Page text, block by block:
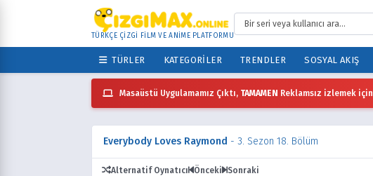
TÜRKÇE ÇİZGİ FİLM VE ANİME PLATFORMU
TÜRLER KATEGORILER TRENDLER SOSYAL AKIŞ
Masaüstü Uygulamamız Çıktı, TAMAMEN Reklamsız izlemek için
Everybody Loves Raymond - 3. Sezon 18. Bölüm
Alternatif Oynatıcı Önceki Sonraki